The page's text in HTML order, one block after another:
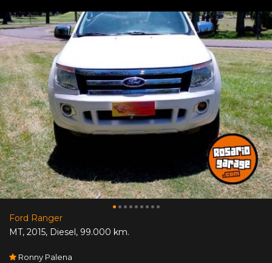
Ford Ranger
MT, 2015, Diesel , 99.000 km.
Ronny Palena